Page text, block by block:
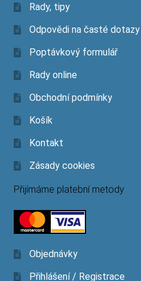
Rady, tipy
Odpovědi na časté dotazy
Poptávkový formulář
Rady online
Obchodní podmínky
Košík
Kontakt
Zásady cookies
Přijímáme platební metody
Objednávky
Přihlášení / Registrace